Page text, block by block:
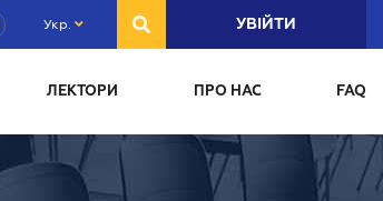
Укр. УВІЙТИ
ЛЕКТОРИ ПРО НАС FAQ